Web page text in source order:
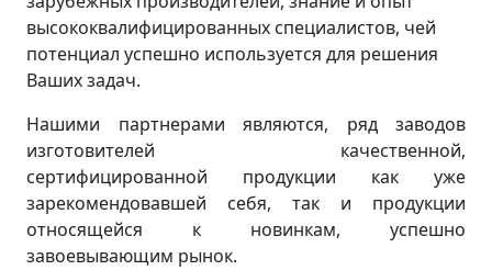
высококвалифицированных специалистов, чей
потенциал успешно используется для решения
Ваших задач.
Нашими партнерами являются, ряд заводов
изготовителей качественной,
сертифицированной продукции как уже
зарекомендовавшей себя, так и продукции
относящейся к новинкам, успешно
завоевывающим рынок.